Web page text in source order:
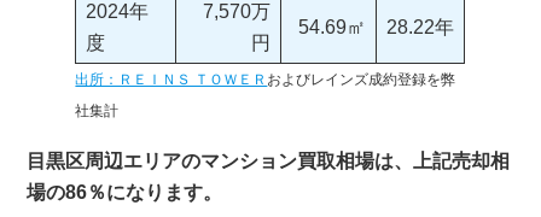
2024年
度
7,570万
円
54.69㎡ 28.22年
出所：ＲＥＩＮＳ ＴＯＷＥＲ およびレインズ成約登録を弊
社集計
目黒区周辺エリアのマンション買取相場は、上記売却相
場の86％になります。